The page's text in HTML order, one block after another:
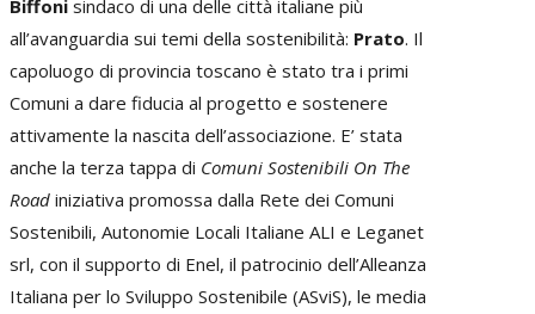
Biffoni sindaco di una delle città italiane più
all’avanguardia sui temi della sostenibilità: Prato. Il
capoluogo di provincia toscano è stato tra i primi
Comuni a dare fiducia al progetto e sostenere
attivamente la nascita dell’associazione. E’ stata
anche la terza tappa di Comuni Sostenibili On The
Road iniziativa promossa dalla Rete dei Comuni
Sostenibili, Autonomie Locali Italiane ALI e Leganet
srl, con il supporto di Enel, il patrocinio dell’Alleanza
Italiana per lo Sviluppo Sostenibile (ASviS), le media